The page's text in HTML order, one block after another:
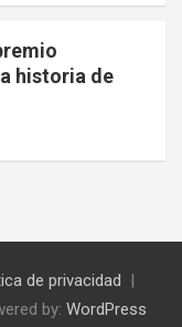
historia de
de privacidad
by: WordPress